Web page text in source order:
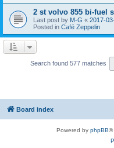
2 st volvo 855 bi-fuel
Last post by M-G « 2017-
Posted in Café Zeppelin
Search found 577 matches
Board index
Powered by phpBB®